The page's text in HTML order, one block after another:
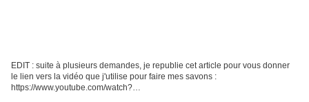
EDIT : suite à plusieurs demandes, je republie cet article pour vous donner
le lien vers la vidéo que j'utilise pour faire mes savons :
https://www.youtube.com/watch?